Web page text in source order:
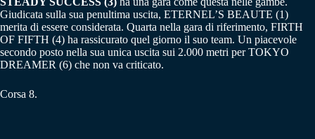
Giudicata sulla sua penultima uscita, ETERNEL’S BEAUTE (1)
merita di essere considerata. Quarta nella gara di riferimento, FIRTH
OF FIFTH (4) ha rassicurato quel giorno il suo team. Un piacevole
secondo posto nella sua unica uscita sui 2.000 metri per TOKYO
DREAMER (6) che non va criticato.
Corsa 8.